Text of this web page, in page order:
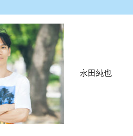
永田純也